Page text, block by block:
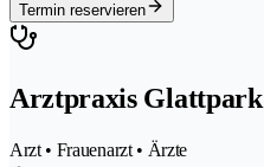
Termin reservieren
Arztpraxis Glattpark
Arzt • Frauenarzt • Ärzte